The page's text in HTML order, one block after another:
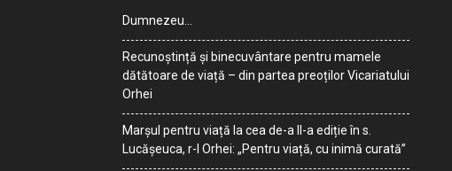
Dumnezeu…
Recunoștință și binecuvântare pentru mamele
dătătoare de viață – din partea preoților Vicariatului
Orhei
Marșul pentru viață la cea de-a II-a ediție în s.
Lucășeuca, r-l Orhei: „Pentru viață, cu inimă curată”